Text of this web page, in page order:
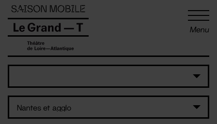
Menu
Panneau de gestion des cookies